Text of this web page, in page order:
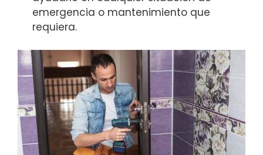
emergencia o mantenimiento que
requiera.